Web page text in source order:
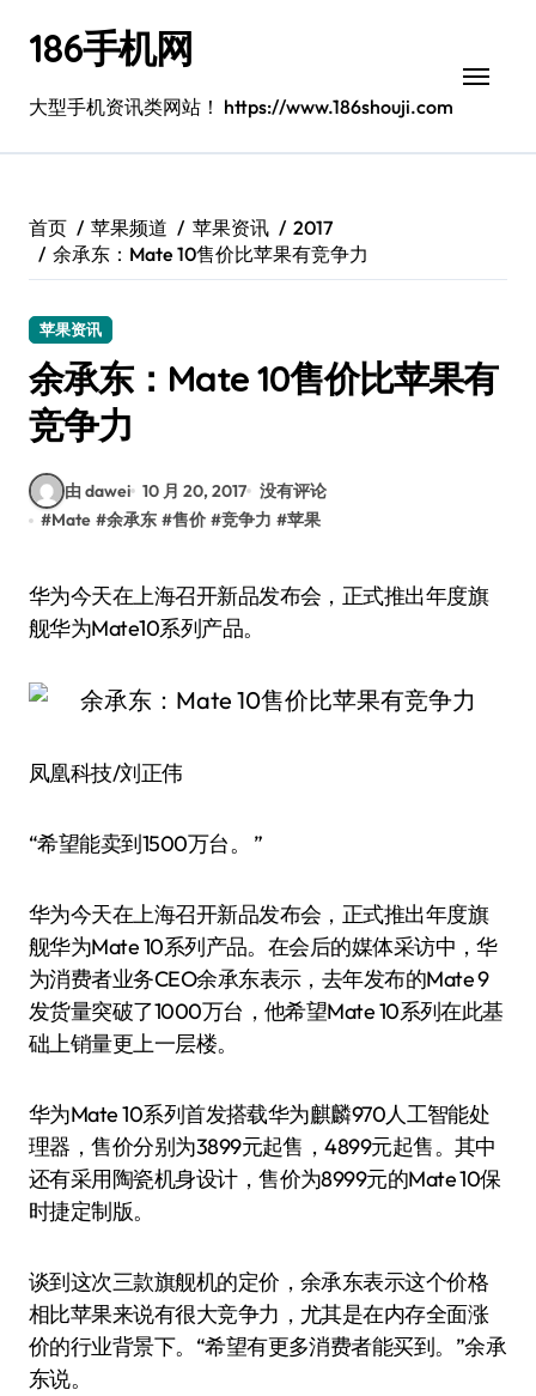
186手机网
大型手机资讯类网站！ https://www.186shouji.com
首页 苹果频道 苹果资讯
2017
余承东：Mate 10售价比苹果有竞争力
苹果资讯
余承东：Mate 10售价比苹果有
竞争力
由 dawei 10 月 20, 2017 没有评论
#Mate #余承东 #售价 #竞争力 #苹果
华为今天在上海召开新品发布会，正式推出年度旗
舰华为Mate10系列产品。
凤凰科技/刘正伟
“希望能卖到1500万台。 ”
华为今天在上海召开新品发布会，正式推出年度旗
舰华为Mate 10系列产品。在会后的媒体采访中，华
为消费者业务CEO余承东表示，去年发布的Mate 9
发货量突破了1000万台，他希望Mate 10系列在此基
础上销量更上一层楼。
华为Mate 10系列首发搭载华为麒麟970人工智能处
理器，售价分别为3899元起售，4899元起售。其中
还有采用陶瓷机身设计，售价为8999元的Mate 10保
时捷定制版。
谈到这次三款旗舰机的定价，余承东表示这个价格
相比苹果来说有很大竞争力，尤其是在内存全面涨
价的行业背景下。“希望有更多消费者能买到。”余承
东说。